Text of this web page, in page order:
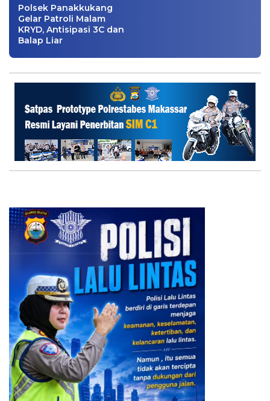
Polsek Panakkukang
Gelar Patroli Malam
KRYD, Antisipasi 3C dan
Balap Liar